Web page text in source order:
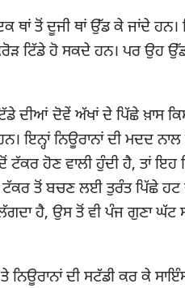
ਥਾਂ ਤੋਂ ਦੂਜੀ ਥਾਂ ਉੱਡ ਕੇ ਜਾਂਦੇ
ਟਿੱਡੇ ਹੋ ਸਕਦੇ ਹਨ। ਪਰ ਉਹ
ਦੀਆਂ ਦੋਵੇਂ ਅੱਖਾਂ ਦੇ ਪਿੱਛੇ ਖ਼ਾਸ
ਇਨ੍ਹਾਂ ਨਿਊਰਾਨਾਂ ਦੀ ਮਦਦ
ਟੱਕਰ ਹੋਣ ਵਾਲੀ ਹੁੰਦੀ ਹੈ, ਤਾਂ
ਟੱਕਰ ਤੋਂ ਬਚਣ ਲਈ ਤੁਰੰਤ ਪਿੱਛੇ
ਲੱਗਦਾ ਹੈ, ਉਸ ਤੋਂ ਵੀ ਪੰਜ ਗੁਣਾ
ਨਿਊਰਾਨਾਂ ਦੀ ਸਟੱਡੀ ਕਰ ਕੇ